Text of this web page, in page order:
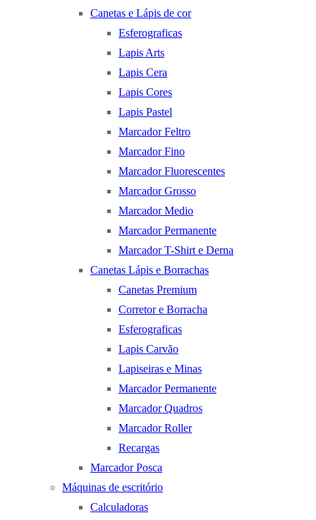
Canetas e Lápis de cor
Esferograficas
Lapis Arts
Lapis Cera
Lapis Cores
Lapis Pastel
Marcador Feltro
Marcador Fino
Marcador Fluorescentes
Marcador Grosso
Marcador Medio
Marcador Permanente
Marcador T-Shirt e Derna
Canetas Lápis e Borrachas
Canetas Premium
Corretor e Borracha
Esferograficas
Lapis Carvão
Lapiseiras e Minas
Marcador Permanente
Marcador Quadros
Marcador Roller
Recargas
Marcador Posca
Máquinas de escritório
Calculadoras